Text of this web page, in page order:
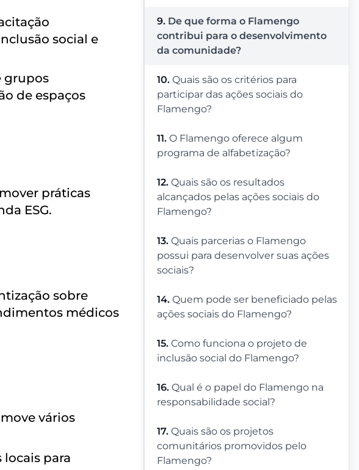
9. De que forma o Flamengo
contribui para o desenvolvimento
da comunidade?
10. Quais são os critérios para
participar das ações sociais do
Flamengo?
11. O Flamengo oferece algum
programa de alfabetização?
12. Quais são os resultados
alcançados pelas ações sociais do
Flamengo?
13. Quais parcerias o Flamengo
possui para desenvolver suas ações
sociais?
14. Quem pode ser beneficiado pelas
ações sociais do Flamengo?
15. Como funciona o projeto de
inclusão social do Flamengo?
16. Qual é o papel do Flamengo na
responsabilidade social?
17. Quais são os projetos
comunitários promovidos pelo
Flamengo?
social e
grupos
de espaços
práticas
ESG.
sobre
médicos
vários
para